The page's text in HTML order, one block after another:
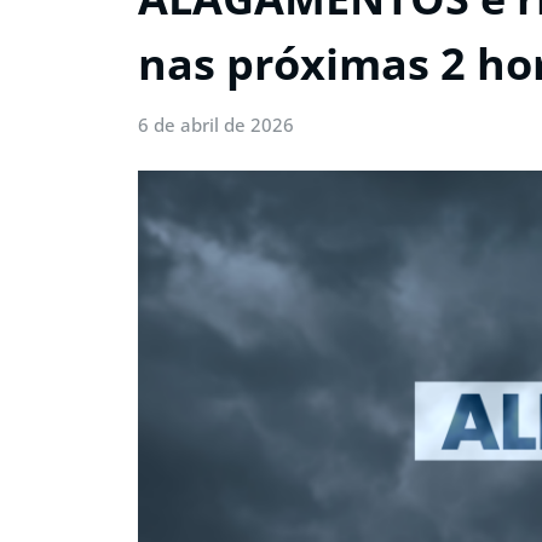
nas próximas 2
6 de abril de 2026